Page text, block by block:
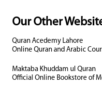
Our Other
Quran Acedemy Lahore
Online Quran and Arabic
Maktaba Khuddam ul Quran
Official Online Bookstore of